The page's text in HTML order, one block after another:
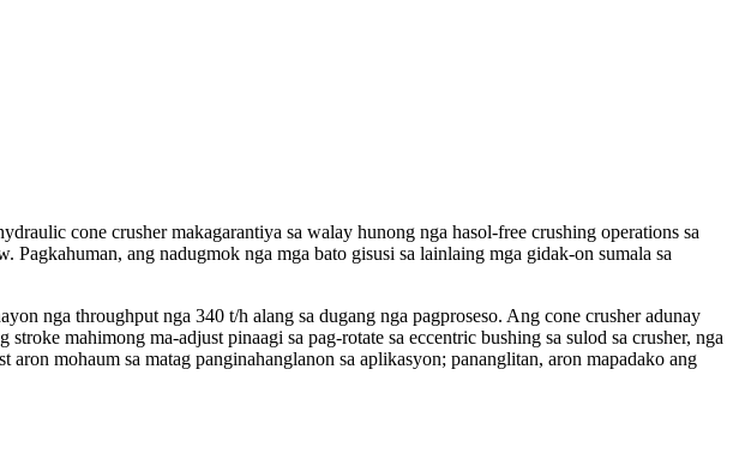
cone crusher makagarantiya sa walay hunong nga hasol-free crushing operations sa
ang nadugmok nga mga bato gisusi sa lainlaing mga gidak-on sumala sa
nga throughput nga 340 t/h alang sa dugang nga pagproseso. Ang cone crusher adunay
mahimong ma-adjust pinaagi sa pag-rotate sa eccentric bushing sa sulod sa crusher, nga
mohaum sa matag panginahanglanon sa aplikasyon; pananglitan, aron mapadako ang